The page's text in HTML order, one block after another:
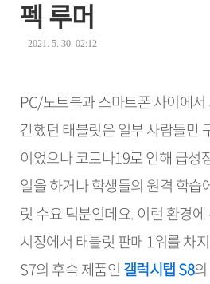
펙 루머
2021. 5. 30. 02:12
PC/노트북과 스마트폰 사이에
간했던 태블릿은 일부 사람들만
이었으나 코로나19로 인해 급성
일을 하거나 학생들의 원격 학습
릿 수요 덕분인데요. 이런 환경
시장에서 태블릿 판매 1위를 차
S7의 후속 제품인 갤럭시탭 S8